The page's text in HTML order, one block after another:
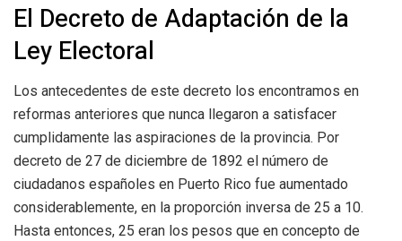
El Decreto de Adaptación de la
Ley Electoral
Los antecedentes de este decreto los encontramos en
reformas anteriores que nunca llegaron a satisfacer
cumplidamente las aspiraciones de la provincia. Por
decreto de 27 de diciembre de 1892 el número de
ciudadanos españoles en Puerto Rico fue aumentado
considerablemente, en la proporción inversa de 25 a 10.
Hasta entonces, 25 eran los pesos que en concepto de